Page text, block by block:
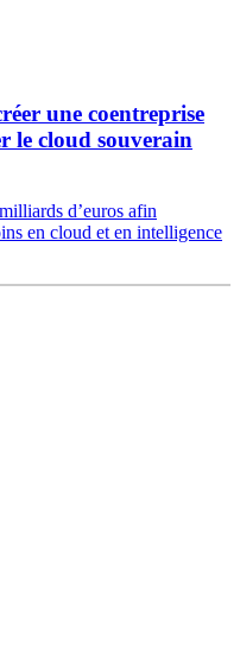
une coentreprise
le cloud souverain
d’euros afin
en cloud et en intelligence